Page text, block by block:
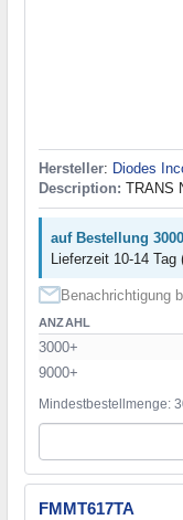
Hersteller: Diodes
Description: TRANS
auf Bestellung
Lieferzeit 10-14 Tag
Benachrichtigung
ANZAHL
3000+
9000+
Mindestbestellmenge:
FMMT617TA